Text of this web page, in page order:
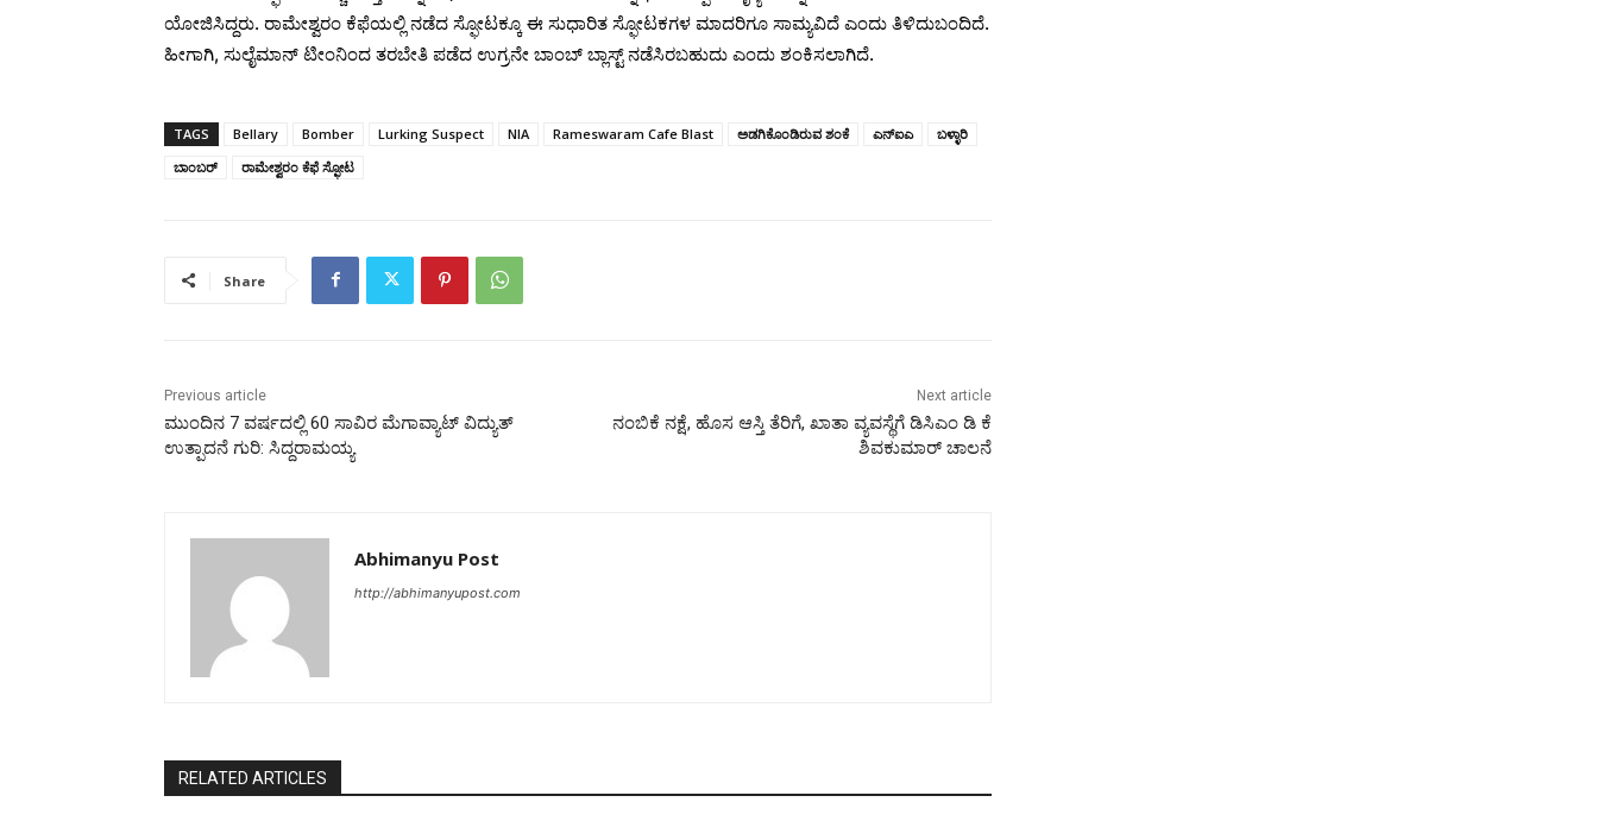
ಯೋಜಿಸಿದ್ದರು. ರಾಮೇಶ್ವರಂ ಕೆಫೆಯಲ್ಲಿ ನಡೆದ ಸ್ಫೋಟಕ್ಕೂ ಈ ಸುಧಾರಿತ ಸ್ಫೋಟಕಗಳ ಮಾದರಿಗೂ ಸಾಮ್ಯವಿದೆ ಎಂದು ತಿಳಿದುಬಂದಿದೆ.
ಹೀಗಾಗಿ, ಸುಲೈಮಾನ್ ಟೀಂನಿಂದ ತರಬೇತಿ ಪಡೆದ ಉಗ್ರನೇ ಬಾಂಬ್ ಬ್ಲಾಸ್ಟ್ ನಡೆಸಿರಬಹುದು ಎಂದು ಶಂಕಿಸಲಾಗಿದೆ.
TAGS Bellary Bomber Lurking Suspect NIA Rameswaram Cafe Blast ಅಡಗಿಕೊಂಡಿರುವ ಶಂಕೆ ಎನ್‌ಐಎ
ಬಳ್ಳಾರಿ
ಬಾಂಬರ್‌
ರಾಮೇಶ್ವರಂ ಕೆಫೆ ಸ್ಫೋಟ
Share
Previous article
ಮುಂದಿನ 7 ವರ್ಷದಲ್ಲಿ 60 ಸಾವಿರ ಮೆಗಾವ್ಯಾಟ್ ವಿದ್ಯುತ್
ಉತ್ಪಾದನೆ ಗುರಿ: ಸಿದ್ದರಾಮಯ್ಯ
Next article
ನಂಬಿಕೆ ನಕ್ಷೆ, ಹೊಸ ಆಸ್ತಿ ತೆರಿಗೆ, ಖಾತಾ ವ್ಯವಸ್ಥೆಗೆ ಡಿಸಿಎಂ ಡಿ ಕೆ
ಶಿವಕುಮಾರ್ ಚಾಲನೆ
Abhimanyu Post
http://abhimanyupost.com
RELATED ARTICLES